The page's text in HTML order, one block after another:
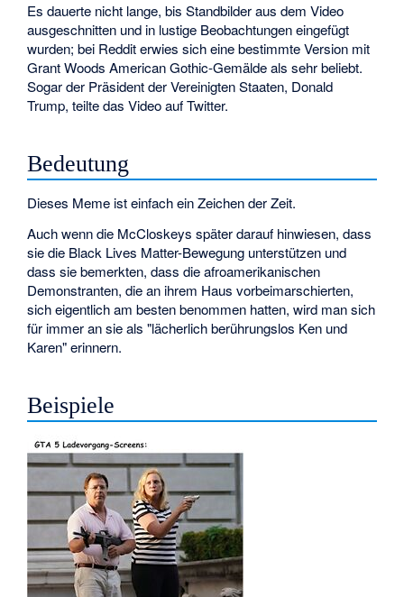
Es dauerte nicht lange, bis Standbilder aus dem Video
ausgeschnitten und in lustige Beobachtungen eingefügt
wurden; bei Reddit erwies sich eine bestimmte Version mit
Grant Woods American Gothic-Gemälde als sehr beliebt.
Sogar der Präsident der Vereinigten Staaten, Donald
Trump, teilte das Video auf Twitter.
Bedeutung
Dieses Meme ist einfach ein Zeichen der Zeit.
Auch wenn die McCloskeys später darauf hinwiesen, dass
sie die Black Lives Matter-Bewegung unterstützen und
dass sie bemerkten, dass die afroamerikanischen
Demonstranten, die an ihrem Haus vorbeimarschierten,
sich eigentlich am besten benommen hatten, wird man sich
für immer an sie als "lächerlich berührungslos Ken und
Karen" erinnern.
Beispiele